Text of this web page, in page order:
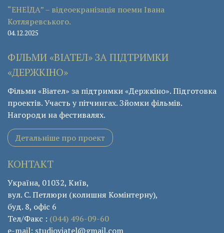
“ЕНЕЇДА” – відеоекранізація поеми Івана
Котляревського.
04.12.2025
ФІЛЬМИ «ВІАТЕЛ» ЗА ПІДТРИМКИ
«ДЕРЖКІНО»
Фільми «Віател» за підтримки «Держкіно». Підготовка
проектів. Участь у пітчингах. Зйомки фільмів.
Нагороди на фестивалях.
Детальніше про проект
КОНТАКТ
Україна, 01032, Київ,
вул. С. Петлюри (колишня Комінтерну),
буд. 8, офіс 6
Тел/Факс : (044) 496-09-60
e-mail: studioviatel@gmail.com